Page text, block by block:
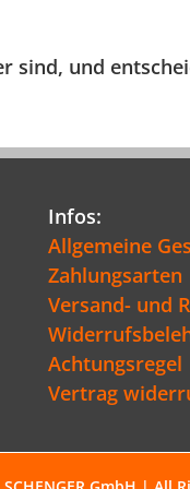
sind, und
Infos:
Allgemeine
Zahlungsarten
Versand- und
Achtungsregel
Vertrag